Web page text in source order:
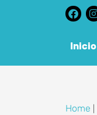
Inicio
Home